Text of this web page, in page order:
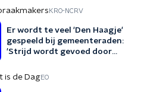
KRO-NCRV
Er wordt te veel 'Den Haagje'
gespeeld bij gemeenteraden:
'Strijd wordt gevoed door
is de DagEO